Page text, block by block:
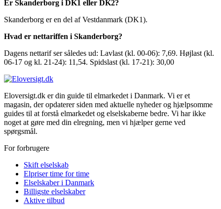
Er Skanderborg i DK1 eller DK2?
Skanderborg er en del af Vestdanmark (DK1).
Hvad er nettariffen i Skanderborg?
Dagens nettarif ser således ud: Lavlast (kl. 00-06): 7,69. Højlast (kl.
06-17 og kl. 21-24): 11,54. Spidslast (kl. 17-21): 30,00
Eloversigt.dk er din guide til elmarkedet i Danmark. Vi er et
magasin, der opdaterer siden med aktuelle nyheder og hjælpsomme
guides til at forstå elmarkedet og elselskaberne bedre. Vi har ikke
noget at gøre med din elregning, men vi hjælper gerne ved
spørgsmål.
For forbrugere
Skift elselskab
Elpriser time for time
Elselskaber i Danmark
Billigste elselskaber
Aktive tilbud